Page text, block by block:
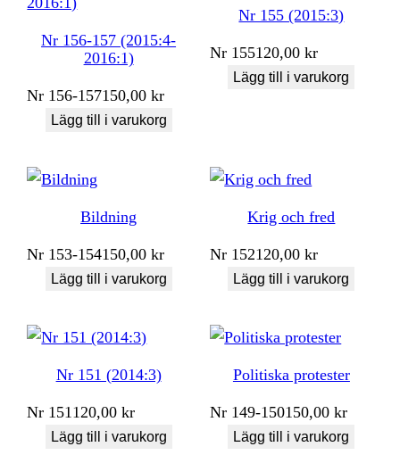
Nr 156-157 (2015:4-
2016:1)
Nr 156-157150,00kr
Lägg till i varukorg
Nr 155 (2015:3)
Nr 155120,00kr
Lägg till i varukorg
Bildning
Nr 153-154150,00kr
Lägg till i varukorg
Krig och fred
Nr 152120,00kr
Lägg till i varukorg
Nr 151 (2014:3)
Nr 151120,00kr
Lägg till i varukorg
Politiska protester
Nr 149-150150,00kr
Lägg till i varukorg